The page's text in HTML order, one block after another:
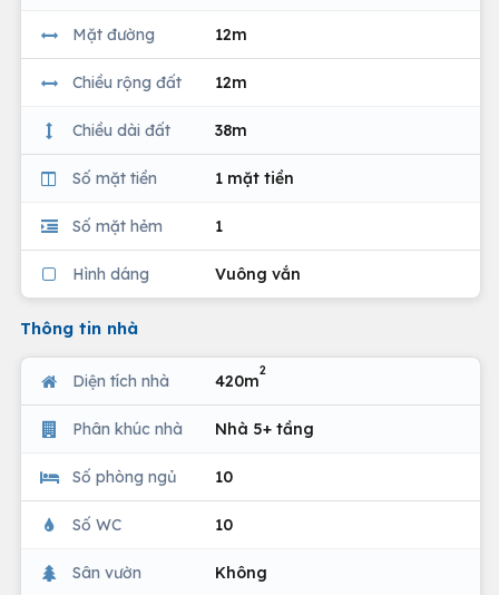
Mặt đường 12m
Chiều rộng đất 12m
Chiều dài đất 38m
Số mặt tiền 1 mặt tiền
Số mặt hẻm 1
Hình dáng Vuông vắn
Thông tin nhà
Diện tích nhà 420m
2
Phân khúc nhà Nhà 5+ tầng
Số phòng ngủ 10
Số WC 10
Sân vườn Không